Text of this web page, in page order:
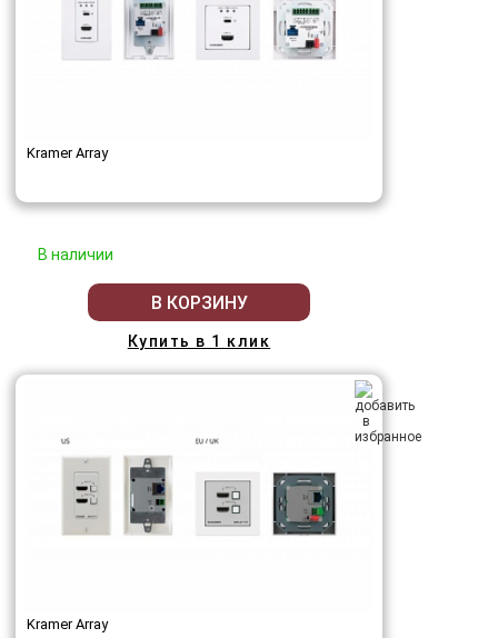
Kramer Array
В наличии
В КОРЗИНУ
Купить в 1 клик
Kramer Array